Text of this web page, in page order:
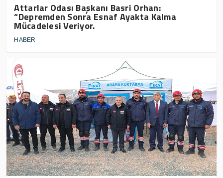
Attarlar Odası Başkanı Basri Orhan:
“Depremden Sonra Esnaf Ayakta Kalma
Mücadelesi Veriyor.
HABER